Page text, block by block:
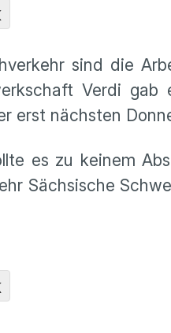
sind die
Verdi gab
erst nächsten
es zu keinem
Sächsische